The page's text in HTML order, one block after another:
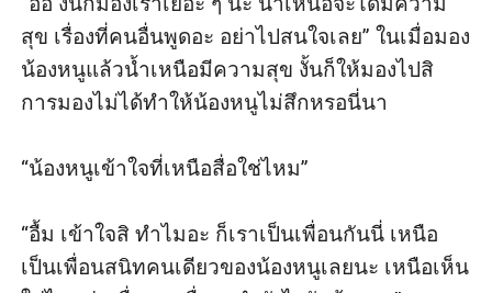
สุข เรื่องที่คนอื่นพูดอะ อย่าไปสนใจเลย” ในเมื่อมอง
น้องหนูแล้วน้ำเหนือมีความสุข งั้นก็ให้มองไปสิ
การมองไม่ได้ทำให้น้องหนูไม่สึกหรอนี่นา
“น้องหนูเข้าใจที่เหนือสื่อใช่ไหม”
“อื้ม เข้าใจสิ ทำไมอะ ก็เราเป็นเพื่อนกันนี่ เหนือ
เป็นเพื่อนสนิทคนเดียวของน้องหนูเลยนะ เหนือเห็น